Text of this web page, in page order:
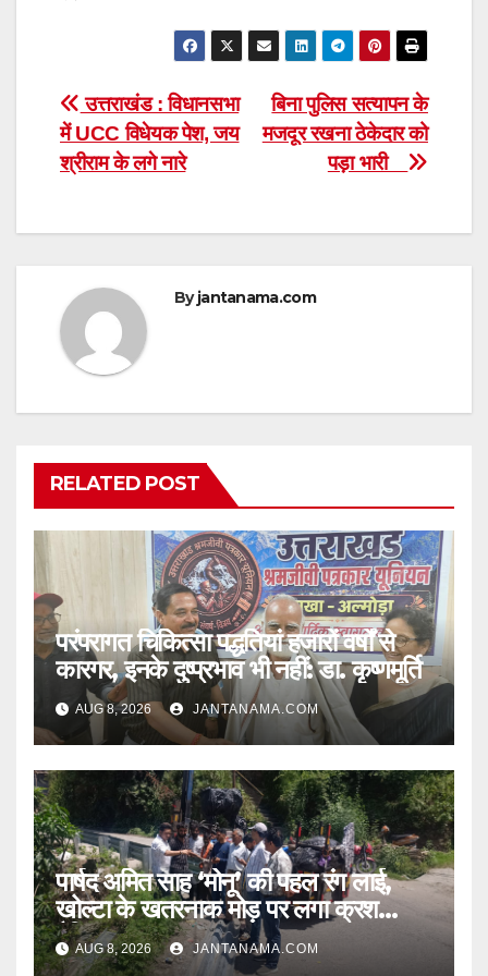
Post
navigation
बिना पुलिस सत्यापन के
मजदूर रखना ठेकेदार को
पड़ा भारी
उत्तराखंड : विधानसभा
में UCC विधेयक पेश, जय
श्रीराम के लगे नारे
Byjantanama.com
RELATED POST
परंपरागत चिकित्सा पद्धतियां हजारों वर्षों से
कारगर, इनके दुष्प्रभाव भी नहीं: डा. कृष्णमूर्ति
AUG 8, 2026 JANTANAMA.COM
पार्षद अमित साह ‘मोनू’ की पहल रंग लाई,
खोल्टा के खतरनाक मोड़ पर लगा क्रश
बैरियर
AUG 8, 2026 JANTANAMA.COM